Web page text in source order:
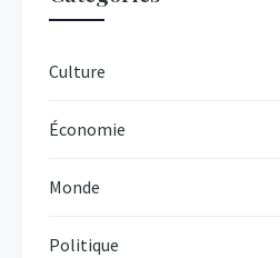
Culture
Économie
Monde
Politique